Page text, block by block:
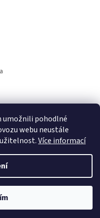
umožnili pohodlné
webu neustále
Více informací
práva vyhrazena.